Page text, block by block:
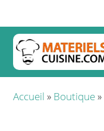
contenu
Accueil » Boutique»